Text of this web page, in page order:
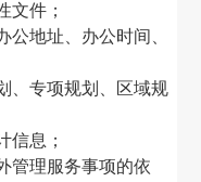
文件；
公地址、办公时间、
、专项规划、区域规
信息；
管理服务事项的依